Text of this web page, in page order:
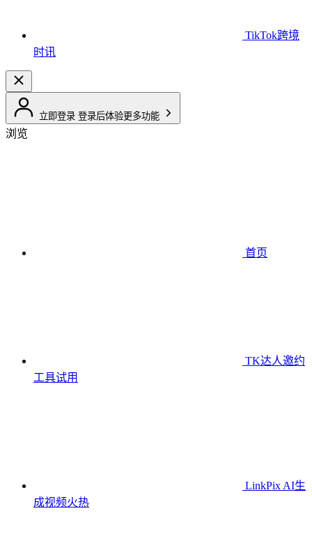
TikTok跨境
时讯
立即登录 登录后体验更多功能
浏览
首页
TK达人邀约
工具试用
LinkPix AI生
成视频火热